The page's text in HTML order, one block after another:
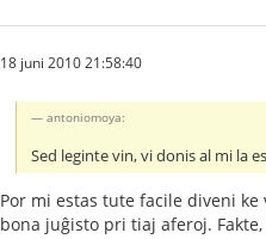
18 juni 2010 21:58:40
antoniomoya:
Sed leginte vin, vi donis al mi la
Por mi estas tute facile diveni
bona juĝisto pri tiaj aferoj.